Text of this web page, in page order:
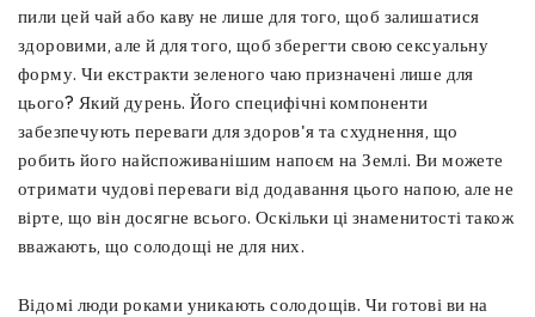
пили цей чай або каву не лише для того, щоб залишатися
здоровими, але й для того, щоб зберегти свою сексуальну
форму. Чи екстракти зеленого чаю призначені лише для
цього? Який дурень. Його специфічні компоненти
забезпечують переваги для здоров'я та схуднення, що
робить його найспоживанішим напоєм на Землі. Ви можете
отримати чудові переваги від додавання цього напою, але не
вірте, що він досягне всього. Оскільки ці знаменитості також
вважають, що солодощі не для них.
Відомі люди роками уникають солодощів. Чи готові ви на